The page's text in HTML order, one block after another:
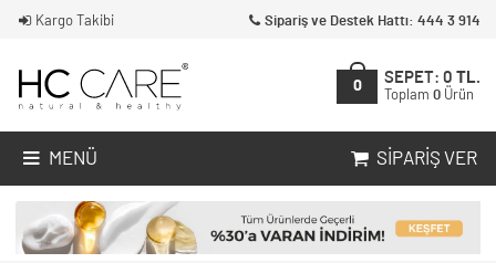
Kargo Takibi Sipariş ve Destek Hattı: 444 3 914
0
SEPET: 0 TL.
Toplam 0 Ürün
MENÜ SIPARIŞ VER